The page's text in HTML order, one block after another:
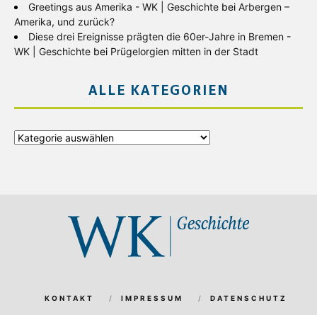
Greetings aus Amerika - WK | Geschichte bei Arbergen –
Amerika, und zurück?
Diese drei Ereignisse prägten die 60er-Jahre in Bremen -
WK | Geschichte bei Prügelorgien mitten in der Stadt
ALLE KATEGORIEN
Alle
KONTAKT IMPRESSUM DATENSCHUTZ